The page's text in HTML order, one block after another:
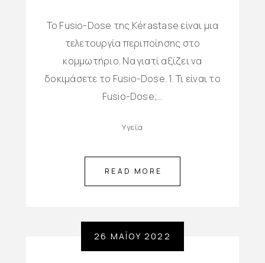
Το Fusio-Dose της Kérastase είναι μια
τελετουργία περιποίησης στο
κομμωτήριο. Να γιατί αξίζει να
δοκιμάσετε το Fusio-Dose. 1. Τι είναι το
Fusio-Dose;…
Υγεία
READ MORE
26 ΜΑΪ́ΟΥ 2022